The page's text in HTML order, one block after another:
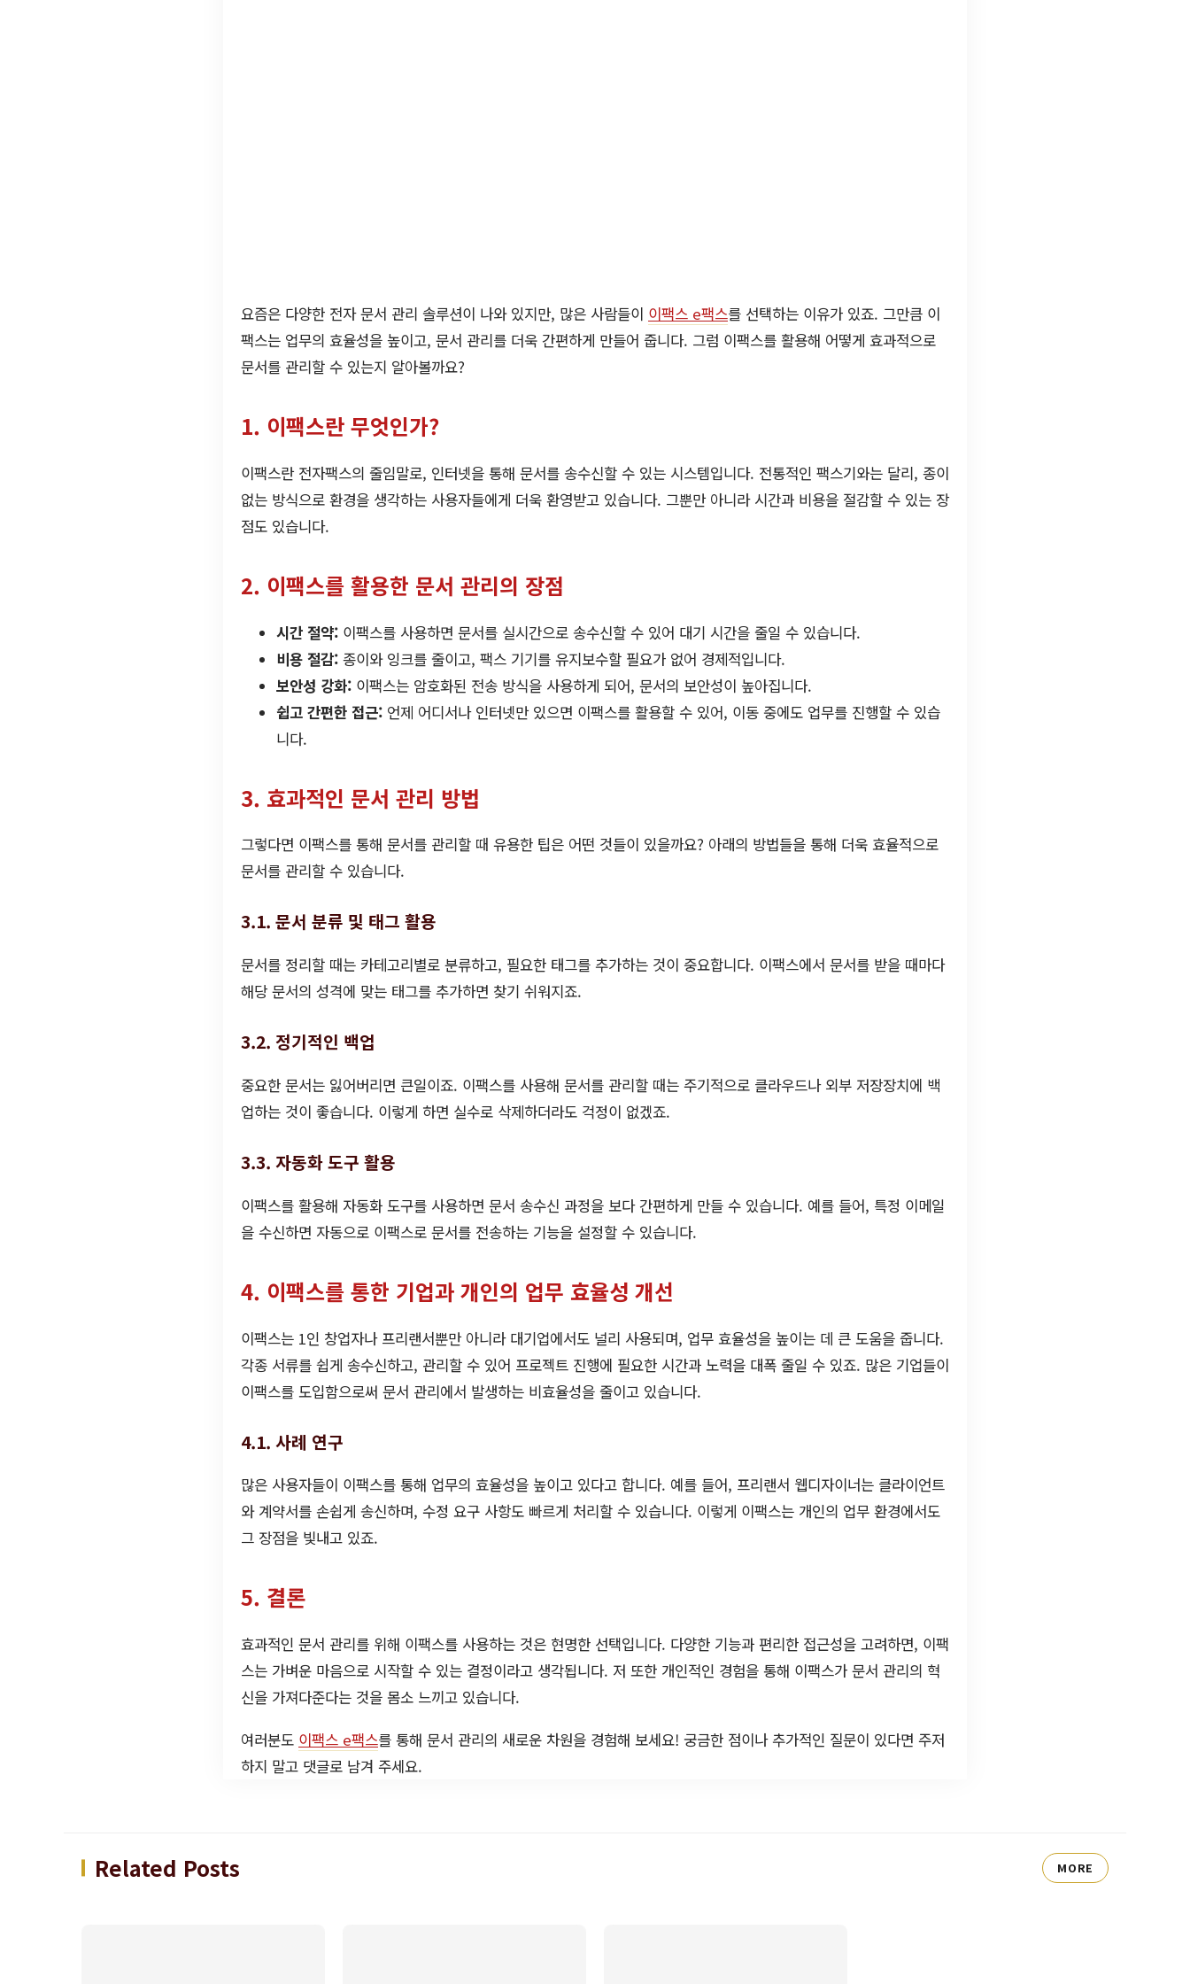
요즘은 다양한 전자 문서 관리 솔루션이 나와 있지만, 많은 사람들이 이팩스 e팩스를 선택하는 이유가 있죠. 그만큼 이
팩스는 업무의 효율성을 높이고, 문서 관리를 더욱 간편하게 만들어 줍니다. 그럼 이팩스를 활용해 어떻게 효과적으로
문서를 관리할 수 있는지 알아볼까요?
1. 이팩스란 무엇인가?
이팩스란 전자팩스의 줄임말로, 인터넷을 통해 문서를 송수신할 수 있는 시스템입니다. 전통적인 팩스기와는 달리, 종이
없는 방식으로 환경을 생각하는 사용자들에게 더욱 환영받고 있습니다. 그뿐만 아니라 시간과 비용을 절감할 수 있는 장
점도 있습니다.
2. 이팩스를 활용한 문서 관리의 장점
시간 절약: 이팩스를 사용하면 문서를 실시간으로 송수신할 수 있어 대기 시간을 줄일 수 있습니다.
비용 절감: 종이와 잉크를 줄이고, 팩스 기기를 유지보수할 필요가 없어 경제적입니다.
보안성 강화: 이팩스는 암호화된 전송 방식을 사용하게 되어, 문서의 보안성이 높아집니다.
쉽고 간편한 접근: 언제 어디서나 인터넷만 있으면 이팩스를 활용할 수 있어, 이동 중에도 업무를 진행할 수 있습
니다.
3. 효과적인 문서 관리 방법
그렇다면 이팩스를 통해 문서를 관리할 때 유용한 팁은 어떤 것들이 있을까요? 아래의 방법들을 통해 더욱 효율적으로
문서를 관리할 수 있습니다.
3.1. 문서 분류 및 태그 활용
문서를 정리할 때는 카테고리별로 분류하고, 필요한 태그를 추가하는 것이 중요합니다. 이팩스에서 문서를 받을 때마다
해당 문서의 성격에 맞는 태그를 추가하면 찾기 쉬워지죠.
3.2. 정기적인 백업
중요한 문서는 잃어버리면 큰일이죠. 이팩스를 사용해 문서를 관리할 때는 주기적으로 클라우드나 외부 저장장치에 백
업하는 것이 좋습니다. 이렇게 하면 실수로 삭제하더라도 걱정이 없겠죠.
3.3. 자동화 도구 활용
이팩스를 활용해 자동화 도구를 사용하면 문서 송수신 과정을 보다 간편하게 만들 수 있습니다. 예를 들어, 특정 이메일
을 수신하면 자동으로 이팩스로 문서를 전송하는 기능을 설정할 수 있습니다.
4. 이팩스를 통한 기업과 개인의 업무 효율성 개선
이팩스는 1인 창업자나 프리랜서뿐만 아니라 대기업에서도 널리 사용되며, 업무 효율성을 높이는 데 큰 도움을 줍니다.
각종 서류를 쉽게 송수신하고, 관리할 수 있어 프로젝트 진행에 필요한 시간과 노력을 대폭 줄일 수 있죠. 많은 기업들이
이팩스를 도입함으로써 문서 관리에서 발생하는 비효율성을 줄이고 있습니다.
4.1. 사례 연구
많은 사용자들이 이팩스를 통해 업무의 효율성을 높이고 있다고 합니다. 예를 들어, 프리랜서 웹디자이너는 클라이언트
와 계약서를 손쉽게 송신하며, 수정 요구 사항도 빠르게 처리할 수 있습니다. 이렇게 이팩스는 개인의 업무 환경에서도
그 장점을 빛내고 있죠.
5. 결론
효과적인 문서 관리를 위해 이팩스를 사용하는 것은 현명한 선택입니다. 다양한 기능과 편리한 접근성을 고려하면, 이팩
스는 가벼운 마음으로 시작할 수 있는 결정이라고 생각됩니다. 저 또한 개인적인 경험을 통해 이팩스가 문서 관리의 혁
신을 가져다준다는 것을 몸소 느끼고 있습니다.
여러분도 이팩스 e팩스를 통해 문서 관리의 새로운 차원을 경험해 보세요! 궁금한 점이나 추가적인 질문이 있다면 주저
하지 말고 댓글로 남겨 주세요.
Related Posts MORE